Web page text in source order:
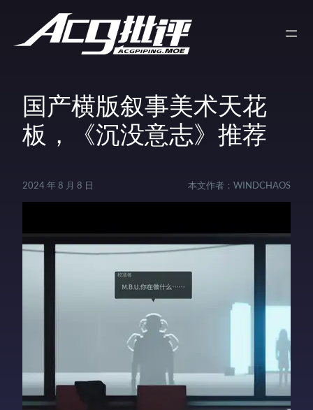
国产横版叙事美术天花
板，《沉没意志》推荐
2024 年 8 月 8 日 本文作者： WINDCHAOS